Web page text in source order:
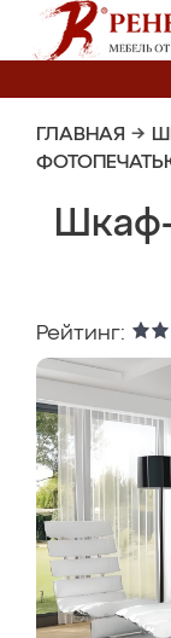
ГЛАВНАЯ →
Рейтинг: